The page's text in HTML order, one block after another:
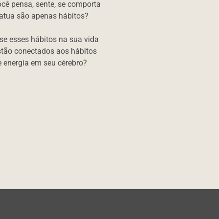
pensa, sente, se comporta
são apenas hábitos?
esses hábitos na sua vida
conectados aos hábitos
energia em seu cérebro?